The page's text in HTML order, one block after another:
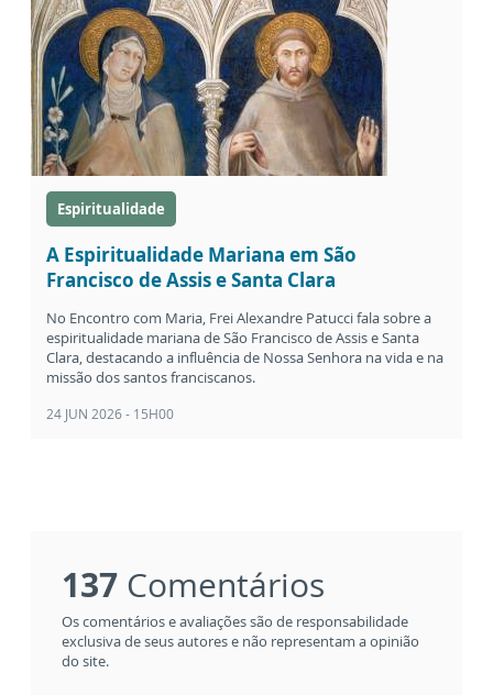
Espiritualidade
A Espiritualidade Mariana em São
Francisco de Assis e Santa Clara
No Encontro com Maria, Frei Alexandre Patucci fala sobre a
espiritualidade mariana de São Francisco de Assis e Santa
Clara, destacando a influência de Nossa Senhora na vida e na
missão dos santos franciscanos.
24 JUN 2026 - 15H00
137 Comentários
Os comentários e avaliações são de responsabilidade
exclusiva de seus autores e não representam a opinião
do site.